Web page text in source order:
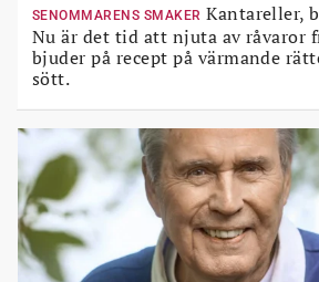
SENOMMARENS SMAKER Kantareller,
Nu är det tid att njuta av råvaror
bjuder på recept på värmande
sött.